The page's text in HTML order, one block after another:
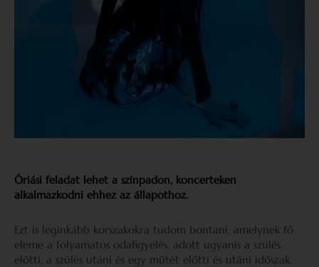
Óriási feladat lehet a színpadon, koncerteken
alkalmazkodni ehhez az állapothoz.
Ezt is leginkább korszakokra tudom bontani, amelynek fő
eleme a folyamatos odafigyelés, adott ugyanis a szülés
előtti, a szülés utáni és egy műtét előtti és utáni időszak.